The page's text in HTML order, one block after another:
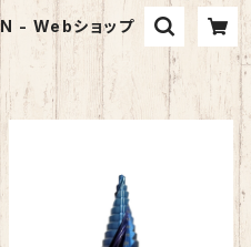
- Webショップ